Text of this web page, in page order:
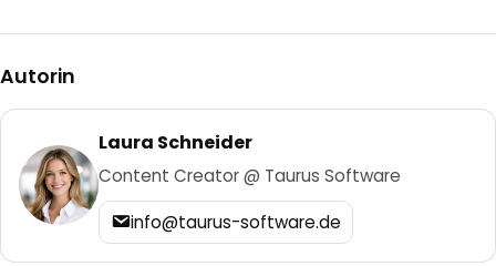
Autorin
Laura Schneider
Content Creator @ Taurus Software
info@taurus-software.de